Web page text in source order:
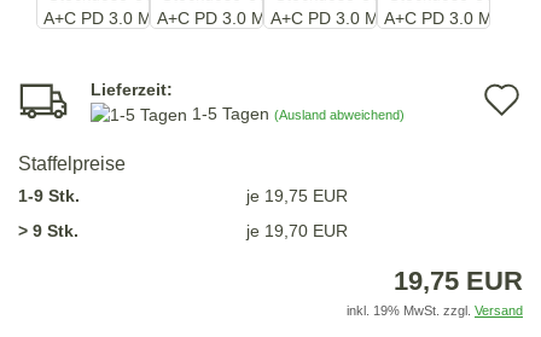
Lieferzeit:
1-5 Tagen (Ausland abweichend)
Staffelpreise
1-9 Stk.
je 19,75 EUR
> 9 Stk.
je 19,70 EUR
19,75 EUR
inkl. 19% MwSt. zzgl. Versand